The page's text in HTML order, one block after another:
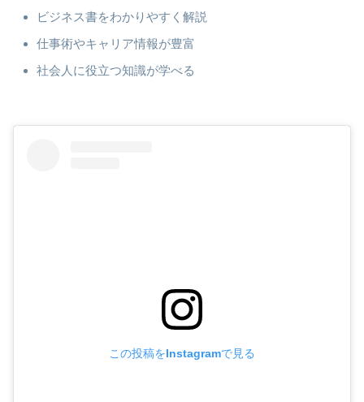
ビジネス書をわかりやすく解説
仕事術やキャリア情報が豊富
社会人に役立つ知識が学べる
この投稿をInstagramで見る